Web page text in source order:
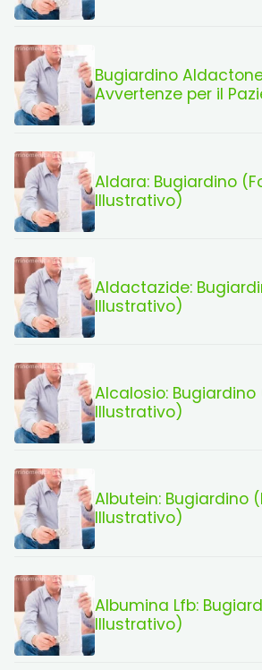
Bugiardino
Avvertenze per il
Aldara: Bugiardino
Illustrativo)
Aldactazide:
Illustrativo)
Alcalosio:
Illustrativo)
Albutein: Bugiardino
Illustrativo)
Albumina Lfb:
Illustrativo)